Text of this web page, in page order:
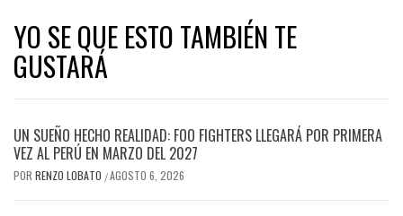
YO SE QUE ESTO TAMBIÉN TE
GUSTARÁ
UN SUEÑO HECHO REALIDAD: FOO FIGHTERS LLEGARÁ POR PRIMERA
VEZ AL PERÚ EN MARZO DEL 2027
POR RENZO LOBATO /AGOSTO 6, 2026